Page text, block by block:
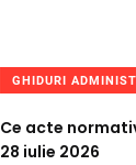
GHIDURI
Ce acte
28 iulie 2026